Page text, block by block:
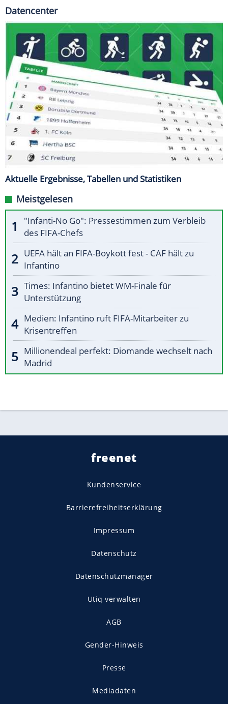
Datencenter
Aktuelle Ergebnisse, Tabellen und Statistiken
Meistgelesen
"Infanti-No Go": Pressestimmen zum Verbleib
des FIFA-Chefs
UEFA hält an FIFA-Boykott fest - CAF hält zu
Infantino
Times: Infantino bietet WM-Finale für
Unterstützung
Medien: Infantino ruft FIFA-Mitarbeiter zu
Krisentreffen
Millionendeal perfekt: Diomande wechselt nach
Madrid
freenet
Kundenservice
Barrierefreiheitserklärung
Impressum
Datenschutz
Datenschutzmanager
Utiq verwalten
AGB
Gender-Hinweis
Presse
Mediadaten